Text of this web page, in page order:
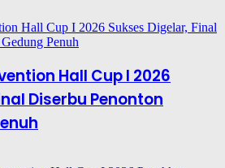
Hall Cup I 2026
Diserbu Penonton